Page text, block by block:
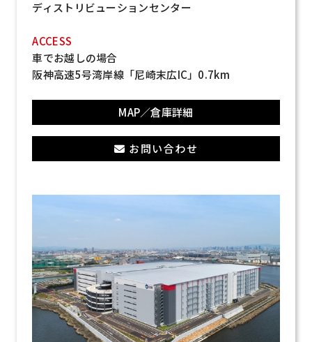
ディストリビューションセンター
ACCESS
車でお越しの場合
阪神高速5号湾岸線「尼崎末広IC」0.7km
MAP／倉庫詳細
お問い合わせ